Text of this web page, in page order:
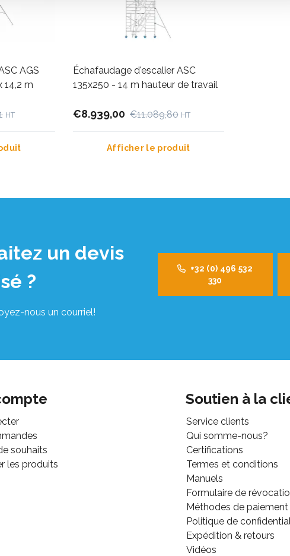
AGS
14,2 m
HT
Échafaudage d'escalier ASC
135x250 - 14 m hauteur de travail
€8.939,00 €11.089,80 HT
Afficher le produit
un devis
?
nous un courriel!
+32 (0) 496 532
330
souhaits
les produits
Soutien à la
Service clients
Qui somme-nous?
Certifications
Termes et conditions
Manuels
Formulaire de
Méthodes de paiement
Politique de
Expédition & retours
Vidéos